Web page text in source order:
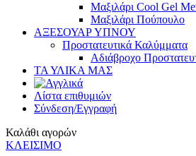
Mαξιλάρι Cool Gel
Mαξιλάρι Πούπουλο
ΑΞΕΣΟΥΑΡ ΥΠΝΟΥ
Προστατευτικά Καλύμματα
Αδιάβροχο
ΤΑ ΥΛΙΚΑ ΜΑΣ
Λίστα επιθυμιών
Σύνδεση/Εγγραφή
Καλάθι αγορών
ΚΛΕΙΣΙΜΟ